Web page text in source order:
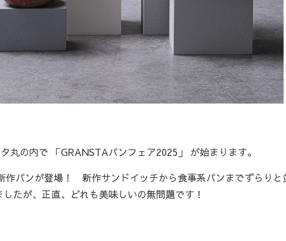
の内で 「GRANSTAパンフェア2025」 が始まります。
パンが登場！ 新作サンドイッチから食事系パンまでずらりと
たが、正直、どれも美味しいの無問題です！